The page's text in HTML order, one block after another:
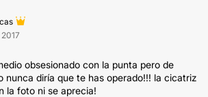
obsesionado con la punta pero de
nunca diría que te has operado!!! la cicatriz
la foto ni se aprecia!